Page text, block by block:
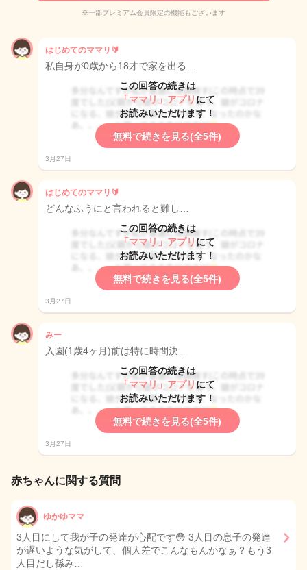
※一部プレミアム会員限定の機能もございます
はじめてのママリ🔰
私自身が0歳から18才で家を出る…
この回答の続きは
「ママリ」アプリ にて
お読みいただけます！
無料で続きを見る(全5件)
3月27日
はじめてのママリ🔰
どんなふうにと言われると難し…
この回答の続きは
「ママリ」アプリ にて
お読みいただけます！
無料で続きを見る(全5件)
3月27日
みー
入園(1歳4ヶ月)前は特に時間決…
この回答の続きは
「ママリ」アプリ にて
お読みいただけます！
無料で続きを見る(全5件)
3月27日
赤ちゃんに関する質問
ゆかゆママ
3人目にして我が子の発達が心配です😳 3人目の息子の発達
が遅いような気がして、個人差でこんなもんかなぁ？もう3
人目だし孫み…